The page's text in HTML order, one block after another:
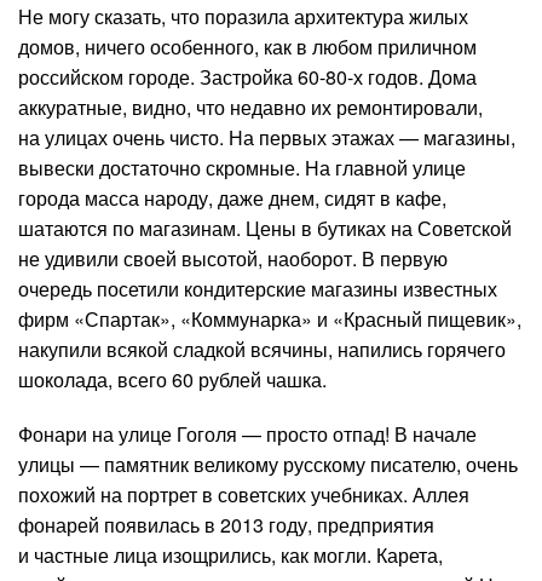
Не могу сказать, что поразила архитектура жилых
домов, ничего особенного, как в любом приличном
российском городе. Застройка 60-80-х годов. Дома
аккуратные, видно, что недавно их ремонтировали,
на улицах очень чисто. На первых этажах — магазины,
вывески достаточно скромные. На главной улице
города масса народу, даже днем, сидят в кафе,
шатаются по магазинам. Цены в бутиках на Советской
не удивили своей высотой, наоборот. В первую
очередь посетили кондитерские магазины известных
фирм «Спартак», «Коммунарка» и «Красный пищевик»,
накупили всякой сладкой всячины, напились горячего
шоколада, всего 60 рублей чашка.
Фонари на улице Гоголя — просто отпад! В начале
улицы — памятник великому русскому писателю, очень
похожий на портрет в советских учебниках. Аллея
фонарей появилась в 2013 году, предприятия
и частные лица изощрились, как могли. Карета,